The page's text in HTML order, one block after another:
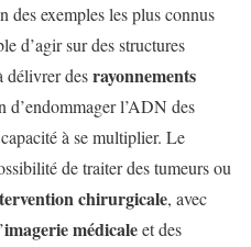
des exemples les plus connus
d’agir sur des structures
délivrer desrayonnements
d’endommager l’ADN des
à se multiplier. Le
de traiter des tumeurs ou
chirurgicale, avec
imagerie médicaleet des